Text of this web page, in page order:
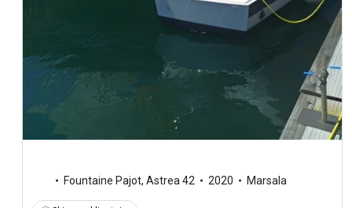
Fountaine Pajot, Astrea 42 2020 Marsala